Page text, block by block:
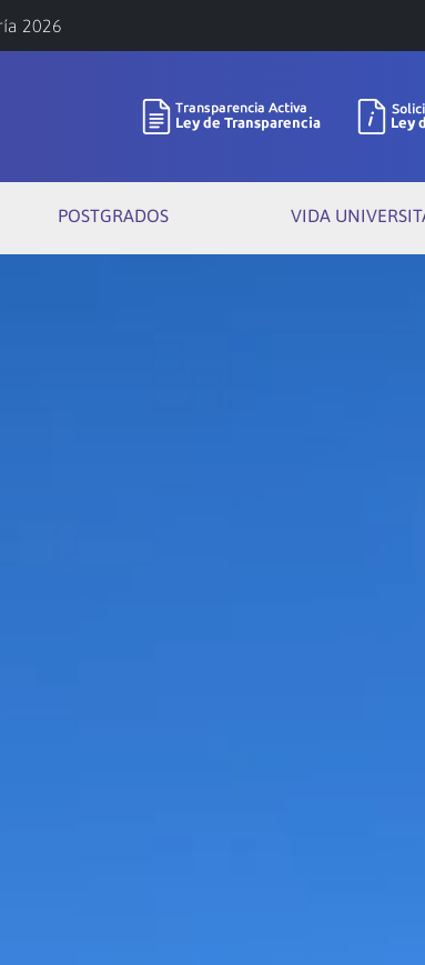
2026
POSTGRADOS VIDA